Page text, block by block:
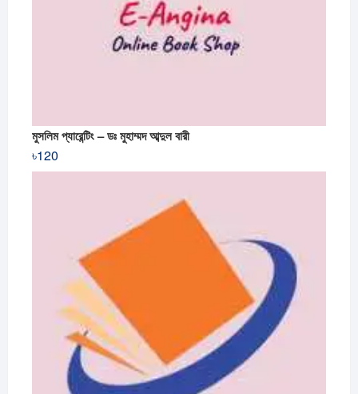
মুসলিম প্যারেন্টিং – ডঃ মুহাম্মদ আব্দুল বারী
৳120